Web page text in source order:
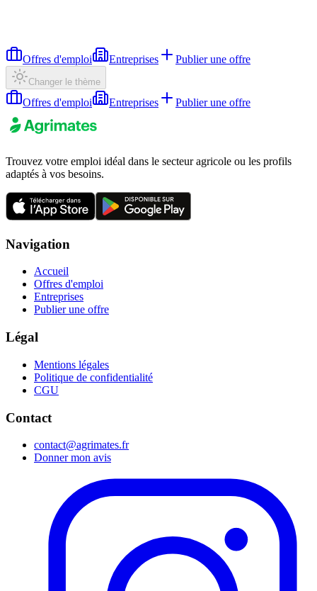
Offres d'emploi Entreprises Publier une offre
Changer le thème
Offres d'emploi Entreprises Publier une offre
Trouvez votre emploi idéal dans le secteur agricole ou les profils
adaptés à vos besoins.
Navigation
Accueil
Offres d'emploi
Entreprises
Publier une offre
Légal
Mentions légales
Politique de confidentialité
CGU
Contact
contact@agrimates.fr
Donner mon avis